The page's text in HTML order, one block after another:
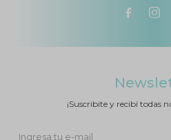
 
¡Suscribite y recibí todas